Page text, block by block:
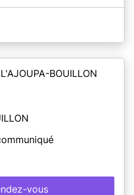
BOUILLON
vous